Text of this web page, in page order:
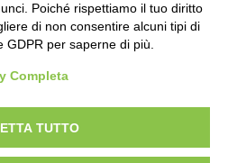
(TO)
toic85500g@istruzione.it -
- C.F. 90018790015 - Codice univoco
Poiché rispettiamo il tuo diritto
di non consentire alcuni tipi di
per saperne di più.
Completa
TUTTO